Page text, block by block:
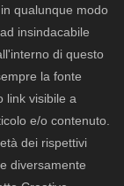
qualunque modo
insindacabile
di questo
la fonte
link visibile a
e/o contenuto.
dei rispettivi
diversamente